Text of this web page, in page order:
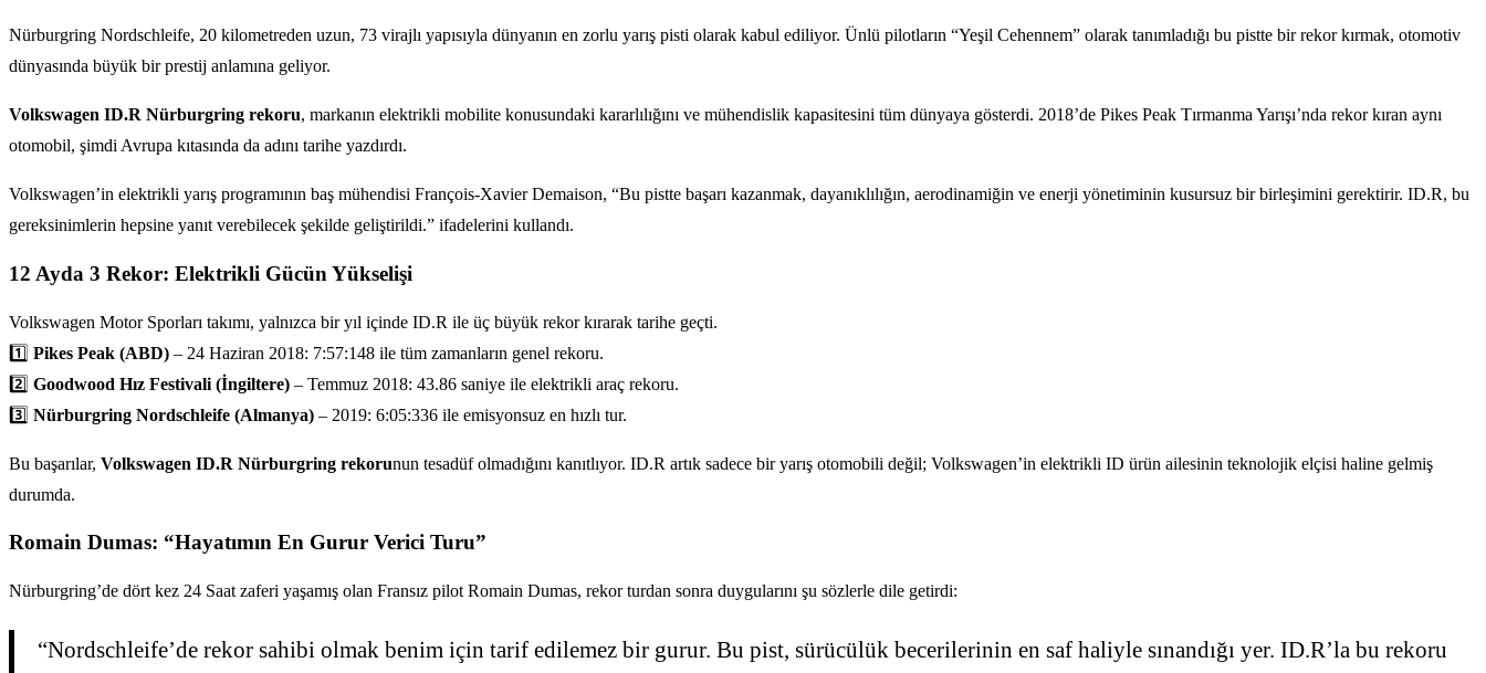
Nürburgring Nordschleife, 20 kilometreden uzun, 73 virajlı yapısıyla dünyanın en zorlu yarış pisti olarak kabul ediliyor. Ünlü pilotların “Yeşil Cehennem” olarak tanımladığı bu pistte bir rekor kırmak, otomotiv
dünyasında büyük bir prestij anlamına geliyor.
Volkswagen ID.R Nürburgring rekoru, markanın elektrikli mobilite konusundaki kararlılığını ve mühendislik kapasitesini tüm dünyaya gösterdi. 2018’de Pikes Peak Tırmanma Yarışı’nda rekor kıran aynı
otomobil, şimdi Avrupa kıtasında da adını tarihe yazdırdı.
Volkswagen’in elektrikli yarış programının baş mühendisi François-Xavier Demaison, “Bu pistte başarı kazanmak, dayanıklılığın, aerodinamiğin ve enerji yönetiminin kusursuz bir birleşimini gerektirir. ID.R, bu
gereksinimlerin hepsine yanıt verebilecek şekilde geliştirildi.” ifadelerini kullandı.
12 Ayda 3 Rekor: Elektrikli Gücün Yükselişi
Volkswagen Motor Sporları takımı, yalnızca bir yıl içinde ID.R ile üç büyük rekor kırarak tarihe geçti.
1️⃣ Pikes Peak (ABD) – 24 Haziran 2018: 7:57:148 ile tüm zamanların genel rekoru.
2️⃣ Goodwood Hız Festivali (İngiltere) – Temmuz 2018: 43.86 saniye ile elektrikli araç rekoru.
3️⃣ Nürburgring Nordschleife (Almanya) – 2019: 6:05:336 ile emisyonsuz en hızlı tur.
Bu başarılar, Volkswagen ID.R Nürburgring rekorunun tesadüf olmadığını kanıtlıyor. ID.R artık sadece bir yarış otomobili değil; Volkswagen’in elektrikli ID ürün ailesinin teknolojik elçisi haline gelmiş
durumda.
Romain Dumas: “Hayatımın En Gurur Verici Turu”
Nürburgring’de dört kez 24 Saat zaferi yaşamış olan Fransız pilot Romain Dumas, rekor turdan sonra duygularını şu sözlerle dile getirdi:
“Nordschleife’de rekor sahibi olmak benim için tarif edilemez bir gurur. Bu pist, sürücülük becerilerinin en saf haliyle sınandığı yer. ID.R’la bu rekoru